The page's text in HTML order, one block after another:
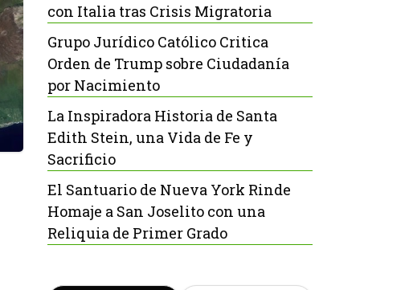
con Italia tras Crisis Migratoria
Grupo Jurídico Católico Critica
Orden de Trump sobre Ciudadanía
por Nacimiento
La Inspiradora Historia de Santa
Edith Stein, una Vida de Fe y
Sacrificio
El Santuario de Nueva York Rinde
Homaje a San Joselito con una
Reliquia de Primer Grado